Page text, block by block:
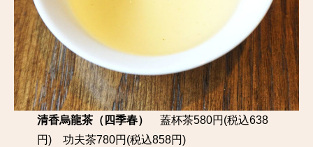
清香烏龍茶（四季春）
蓋杯茶580円(税込638
円) 功夫茶780円(税込858円)